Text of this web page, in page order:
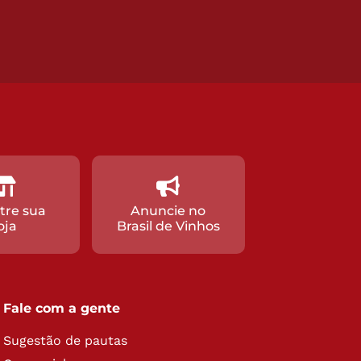
sua
Anuncie no
Brasil de Vinhos
Fale com a gente
Sugestão de pautas